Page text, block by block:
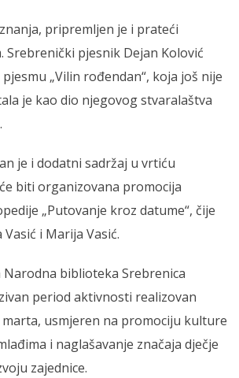
pripremljen je i prateći
pjesnik Dejan Kolović
„Vilin rođendan“, koja još nije
je kao dio njegovog stvaralaštva
je i dodatni sadržaj u vrtiću
biti organizovana promocija
„Putovanje kroz datume“, čije
i Marija Vasić.
Narodna biblioteka Srebrenica
period aktivnosti realizovan
usmjeren na promociju kulture
i naglašavanje značaja dječje
zajednice.